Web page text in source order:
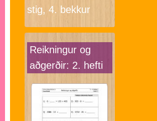
stig, 4. bekkur
Reikningur og
aðgerðir: 2. hefti